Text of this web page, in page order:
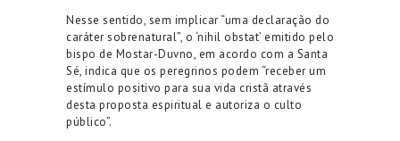
Nesse sentido, sem implicar “uma declaração do
caráter sobrenatural”, o ‘nihil obstat’ emitido pelo
bispo de Mostar-Duvno, em acordo com a Santa
Sé, indica que os peregrinos podem “receber um
estímulo positivo para sua vida cristã através
desta proposta espiritual e autoriza o culto
público”.